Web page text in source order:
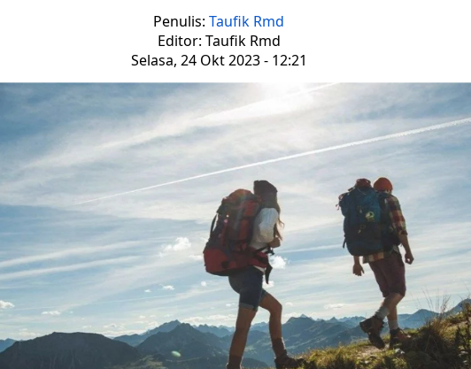
Penulis: Taufik Rmd
Editor: Taufik Rmd
Selasa, 24 Okt 2023 - 12:21